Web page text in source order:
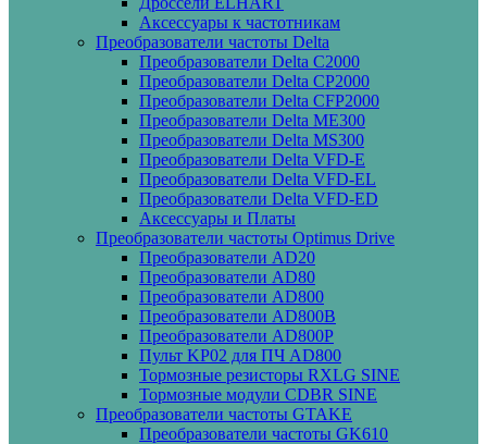
Аксессуары к частотникам
Преобразователи частоты Delta
Преобразователи Delta C2000
Преобразователи Delta CP2000
Преобразователи Delta CFP2000
Преобразователи Delta ME300
Преобразователи Delta MS300
Преобразователи Delta VFD-E
Преобразователи Delta VFD-EL
Преобразователи Delta VFD-ED
Аксессуары и Платы
Преобразователи частоты Optimus Drive
Преобразователи AD20
Преобразователи AD80
Преобразователи AD800
Преобразователи AD800B
Преобразователи AD800P
Пульт KP02 для ПЧ AD800
Тормозные резисторы RXLG SINE
Тормозные модули CDBR SINE
Преобразователи частоты GTAKE
Преобразователи частоты GK610